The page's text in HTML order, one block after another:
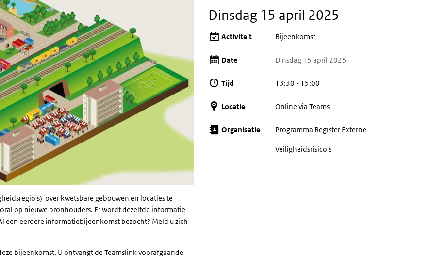
over kwetsbare gebouwen en locaties te
op nieuwe bronhouders. Er wordt dezelfde informatie
eerdere informatiebijeenkomst bezocht? Meld u zich
bijeenkomst. U ontvangt de Teamslink voorafgaande
Dinsdag 15 april 2025
Activiteit Bijeenkomst
Date Dinsdag 15 april 2025
Tijd 13:30 - 15:00
Locatie Online via Teams
Organisatie Programma Register Externe
Veiligheidsrisico's